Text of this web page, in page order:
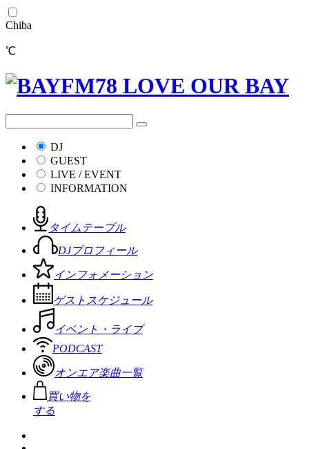
Chiba
℃
DJ
GUEST
LIVE / EVENT
INFORMATION
タイムテーブル
DJプロフィール
インフォメーション
ゲストスケジュール
イベント・ライブ
PODCAST
オンエア楽曲一覧
買い物を
する